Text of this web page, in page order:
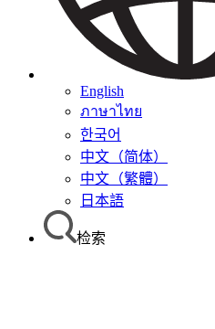
English
ภาษาไทย
한국어
中文（简体）
中文（繁體）
日本語
检索